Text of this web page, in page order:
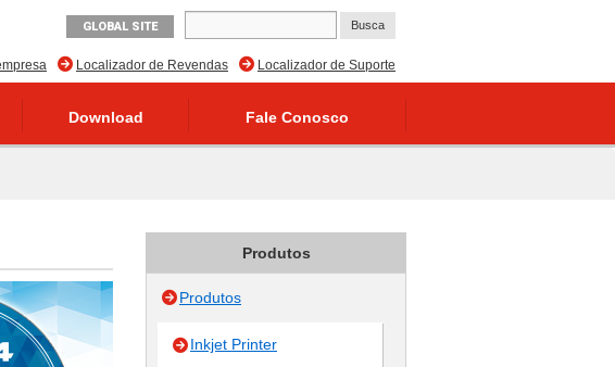
GLOBAL SITE
Localizador de Suporte
Localizador de Revendas
Download Fale Conosco
Produtos
Produtos
Inkjet Printer